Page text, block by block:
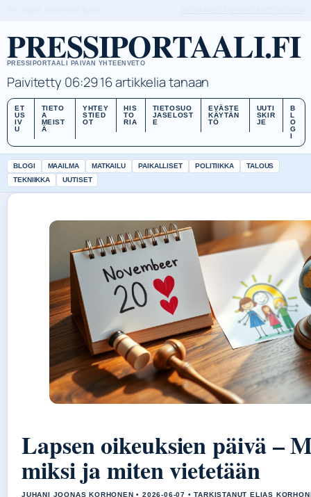
PRESSIPORTAALI.FI
PRESSIPORTAALI PAIVAN YHTEENVETO
Paivitetty 06:2916 artikkelia tanaan
ET
US
IV
U
TIETO
A
MEIST
Ä
YHTEY
STIED
OT
HIS
TO
RIA
TIETOSUO
JASELOST
E
EVÄSTE
KÄYTÄN
TÖ
UUTI
SKIR
JE
B
L
O
G
I
BLOGI MAAILMA MATKAILU PAIKALLISET POLITIIKKA
TALOUS
TEKNIIKKA
UUTISET
Lapsen oikeuksien päivä –
miksi ja miten vietetään
JUHANI JOONAS KORHONEN • 2026-06-07 • TARKISTANUT ELIAS